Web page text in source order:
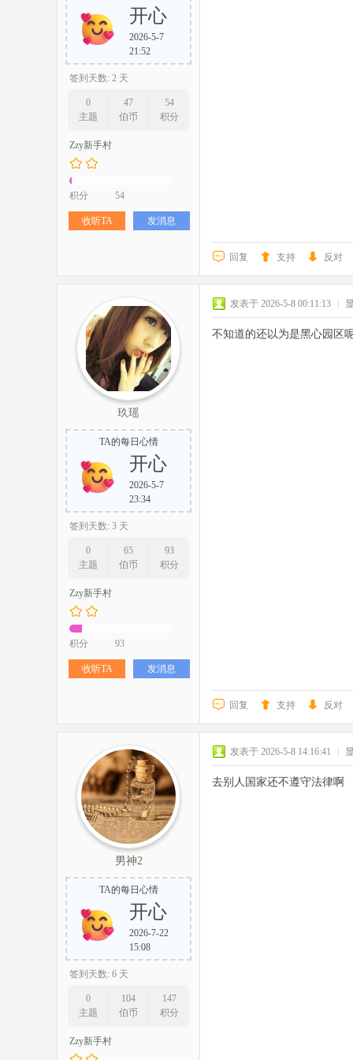
开心
2026-5-7
21:52
签到天数: 2 天
0
主题
47
伯币
54
积分
Zzy新手村
积分 54
收听TA 发消息
回复 支持 反对
玖瑶
TA的每日心情
开心
2026-5-7
23:34
签到天数: 3 天
0
主题
65
伯币
93
积分
Zzy新手村
积分 93
收听TA 发消息
发表于 2026-5-8 00:11:13
不知道的还以为是黑心园区
回复 支持 反对
男神2
TA的每日心情
开心
2026-7-22
15:08
签到天数: 6 天
0
主题
104
伯币
147
积分
Zzy新手村
发表于 2026-5-8 14:16:41
去别人国家还不遵守法律啊